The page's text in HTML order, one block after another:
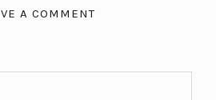
A COMMENT